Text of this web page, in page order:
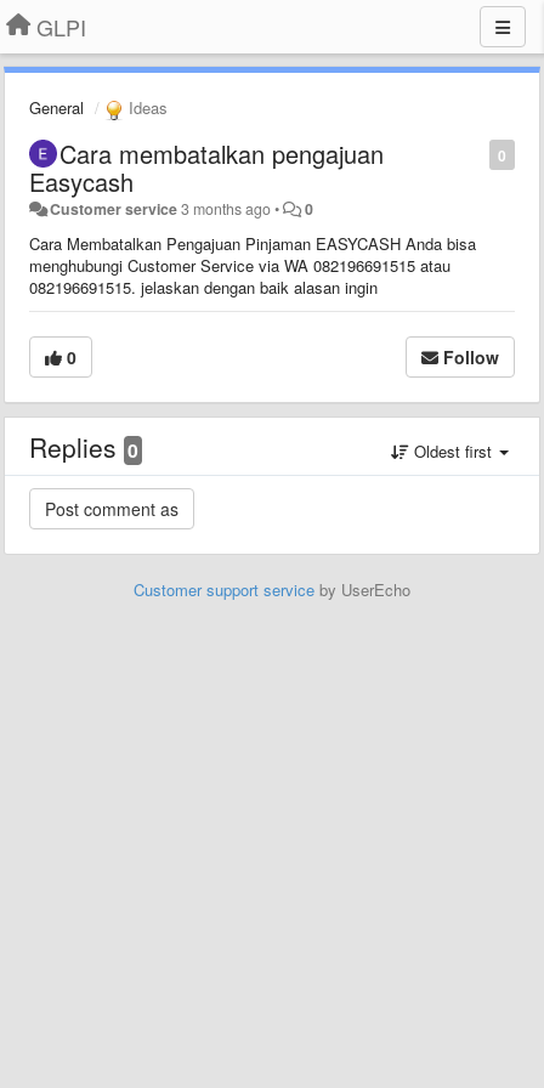
GLPI
General Ideas
0
Cara membatalkan pengajuan
Easycash
Customer service3 months ago• 0
Cara Membatalkan Pengajuan Pinjaman EASYCASH Anda bisa
menghubungi Customer Service via WA 082196691515 atau
082196691515. jelaskan dengan baik alasan ingin
0 Follow
Replies 0 Oldest first
Customer support service by UserEcho